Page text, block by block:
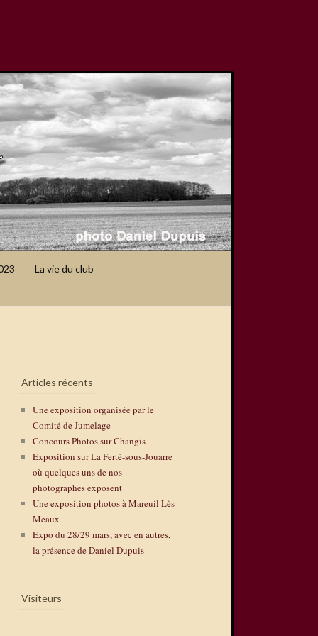
La vie du club
Articles récents
Une exposition organisée par le
Comité de Jumelage
Concours Photos sur Changis
Exposition sur La Ferté-sous-Jouarre
où quelques uns de nos
photographes exposent
Une exposition photos à Mareuil Lès
Meaux
Expo du 28/29 mars, avec en autres,
la présence de Daniel Dupuis
Visiteurs